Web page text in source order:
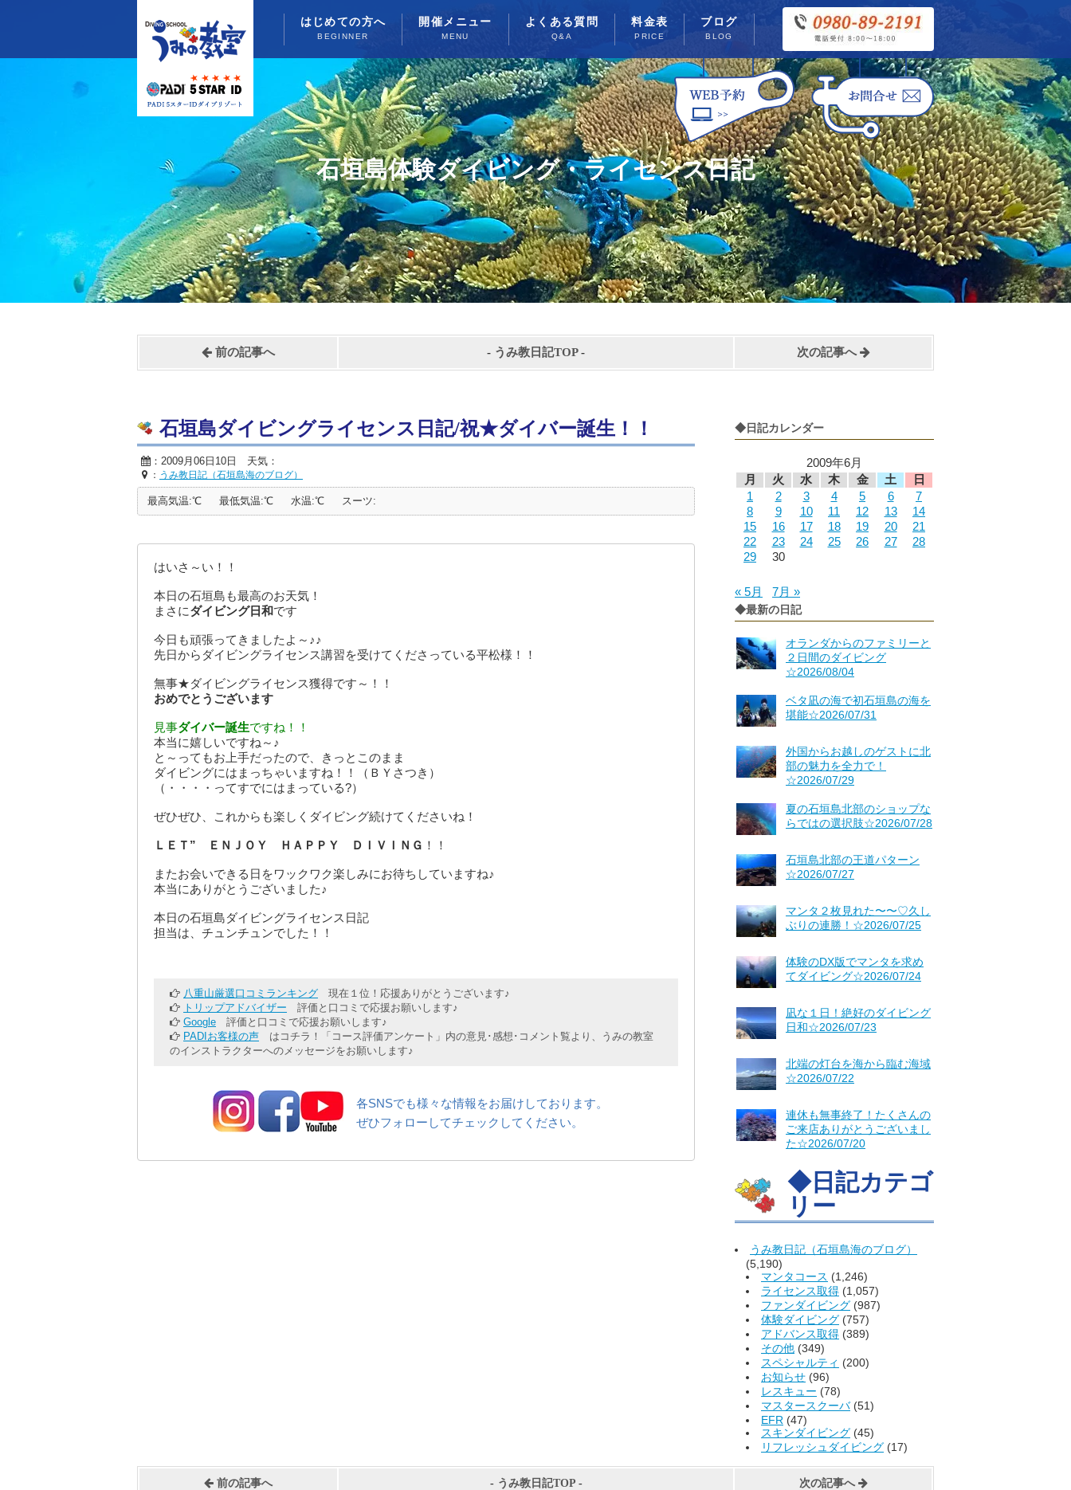
はじめての方へ
BEGINNER
開催メニュー
MENU
よくある質問
Q&A
料金表
PRICE
ブログ
BLOG
石垣島体験ダイビング・ライセンス日記
前の記事へ - うみ教日記TOP- 次の記事へ
◆日記カレンダー
2009年6月
月
火 水 木 金 土
日
1
2 3 4 5 6
7
8
9 10 11 12 13
14
15
16 17 18 19 20
21
22
23 24 25 26 27
28
29
30
« 5月 7月 »
◆最新の日記
オランダからのファミリーと
２日間のダイビング
☆2026/08/04
ベタ凪の海で初石垣島の海を
堪能☆2026/07/31
外国からお越しのゲストに北
部の魅力を全力で！
☆2026/07/29
夏の石垣島北部のショップな
らではの選択肢☆2026/07/28
石垣島北部の王道パターン
☆2026/07/27
マンタ２枚見れた〜〜♡久し
ぶりの連勝！☆2026/07/25
体験のDX版でマンタを求め
てダイビング☆2026/07/24
凪な１日！絶好のダイビング
日和☆2026/07/23
北端の灯台を海から臨む海域
☆2026/07/22
連休も無事終了！たくさんの
ご来店ありがとうございまし
た☆2026/07/20
◆日記カテゴ
リー
うみ教日記（石垣島海のブログ）
(5,190)
マンタコース (1,246)
ライセンス取得 (1,057)
ファンダイビング (987)
体験ダイビング (757)
アドバンス取得 (389)
その他 (349)
スペシャルティ (200)
お知らせ (96)
レスキュー (78)
マスタースクーバ(51)
EFR (47)
スキンダイビング (45)
リフレッシュダイビング (17)
石垣島ダイビングライセンス日記/祝★ダイバー誕生！！
：2009月06日10日 天気：
： うみ教日記（石垣島海のブログ）
最高気温:℃ 最低気温:℃ 水温:℃ スーツ:
はいさ～い！！
本日の石垣島も最高のお天気！
まさにダイビング日和です
今日も頑張ってきましたよ～♪♪
先日からダイビングライセンス講習を受けてくださっている平松様！！
無事★ダイビングライセンス獲得です～！！
おめでとうございます
見事ダイバー誕生ですね！！
本当に嬉しいですね～♪
と～ってもお上手だったので、きっとこのまま
ダイビングにはまっちゃいますね！！（ＢＹさつき）
（・・・・ってすでにはまっている?）
ぜひぜひ、これからも楽しくダイビング続けてくださいね！
ＬＥＴ” ＥＮＪＯＹ ＨＡＰＰＹ ＤＩＶＩＮＧ ！！
またお会いできる日をワックワク楽しみにお待ちしていますね♪
本当にありがとうございました♪
本日の石垣島ダイビングライセンス日記
担当は、チュンチュンでした！！
八重山厳選口コミランキング 現在１位！応援ありがとうございます♪
トリップアドバイザー 評価と口コミで応援お願いします♪
Google 評価と口コミで応援お願いします♪
PADIお客様の声 はコチラ！「コース評価アンケート」内の意見･感想･コメント覧より、うみの教室
のインストラクターへのメッセージをお願いします♪
各SNSでも様々な情報をお届けしております。
ぜひフォローしてチェックしてください。
前の記事へ - うみ教日記TOP- 次の記事へ